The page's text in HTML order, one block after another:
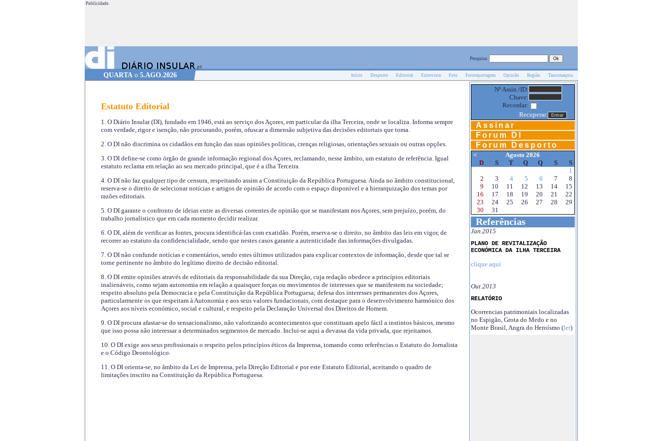
Publicidade.
Pesquisa:
QUARTAo 5.AGO.2026 Início Desporto Editorial Entrevista Foto Fotoreportagem Opinião Região Tauromaquia
Estatuto Editorial
1. O Diário Insular (DI), fundado em 1946, está ao serviço dos Açores, em particular da ilha Terceira, onde se localiza. Informa sempre
com verdade, rigor e isenção, não procurando, porém, ofuscar a dimensão subjetiva das decisões editoriais que toma.
2. O DI não discrimina os cidadãos em função das suas opiniões políticas, crenças religiosas, orientações sexuais ou outras opções.
3. O DI define-se como órgão de grande informação regional dos Açores, reclamando, nesse âmbito, um estatuto de referência. Igual
estatuto reclama em relação ao seu mercado principal, que é a ilha Terceira.
4. O DI não faz qualquer tipo de censura, respeitando assim a Constituição da República Portuguesa. Ainda no âmbito constitucional,
reserva-se o direito de selecionar notícias e artigos de opinião de acordo com o espaço disponível e a hierarquização dos temas por
razões editoriais.
5. O DI garante o confronto de ideias entre as diversas correntes de opinião que se manifestam nos Açores, sem prejuízo, porém, do
trabalho jornalístico que em cada momento decidir realizar.
6. O DI, além de verificar as fontes, procura identificá-las com exatidão. Porém, reserva-se o direito, no âmbito das leis em vigor, de
recorrer ao estatuto da confidencialidade, sendo que nestes casos garante a autenticidade das informações divulgadas.
7. O DI não confunde notícias e comentários, sendo estes últimos utilizados para explicar contextos de informação, desde que tal se
torne pertinente no âmbito do legítimo direito de decisão editorial.
8. O DI emite opiniões através de editoriais da responsabilidade da sua Direção, cuja redação obedece a princípios editoriais
inalienáveis, como sejam autonomia em relação a quaisquer forças ou movimentos de interesses que se manifestem na sociedade;
respeito absoluto pela Democracia e pela Constituição da República Portuguesa; defesa dos interesses permanentes dos Açores,
particularmente os que respeitam à Autonomia e aos seus valores fundacionais, com destaque para o desenvolvimento harmónico dos
Açores aos níveis económico, social e cultural, e respeito pela Declaração Universal dos Direitos de Homem.
9. O DI procura afastar-se do sensacionalismo, não valorizando acontecimentos que constituam apelo fácil a instintos básicos, mesmo
que isso possa não interessar a determinados segmentos de mercado. Inclui-se aqui a devassa da vida privada, que rejeitamos.
10. O DI exige aos seus profissionais o respeito pelos princípios éticos da Imprensa, tomando como referências o Estatuto do Jornalista
e o Código Deontológico.
11. O DI orienta-se, no âmbito da Lei de Imprensa, pela Direção Editorial e por este Estatuto Editorial, aceitando o quadro de
limitações inscrito na Constituição da República Portuguesa.
Nº Assin./ID:
Chave:
Recordar:
Recuperar
Assinar
Forum DI
Forum Desporto
<
Agosto 2026
D
S T Q Q S
S
1
2
3 4 5 6 7
8
9
10 11 12 13 14
15
16
17 18 19 20 21
22
23
24 25 26 27 28
29
30
31
Referências
Jan.2015
PLANO DE REVITALIZAÇÃO
ECONÓMICA DA ILHA TERCEIRA
clique aqui
Out.2013
RELATÓRIO
Ocorrencias patrimoniais localizadas
no Espigão, Grota do Medo e no
Monte Brasil, Angra do Heroísmo (ler)